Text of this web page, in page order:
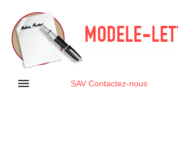
 SAV Contactez-nous